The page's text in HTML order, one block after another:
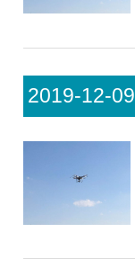
2019-12-09